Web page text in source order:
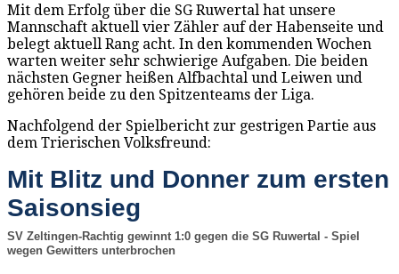
Mit dem Erfolg über die SG Ruwertal hat unsere
Mannschaft aktuell vier Zähler auf der Habenseite und
belegt aktuell Rang acht. In den kommenden Wochen
warten weiter sehr schwierige Aufgaben. Die beiden
nächsten Gegner heißen Alfbachtal und Leiwen und
gehören beide zu den Spitzenteams der Liga.
Nachfolgend der Spielbericht zur gestrigen Partie aus
dem Trierischen Volksfreund:
Mit Blitz und Donner zum ersten
Saisonsieg
SV Zeltingen-Rachtig gewinnt 1:0 gegen die SG Ruwertal - Spiel
wegen Gewitters unterbrochen